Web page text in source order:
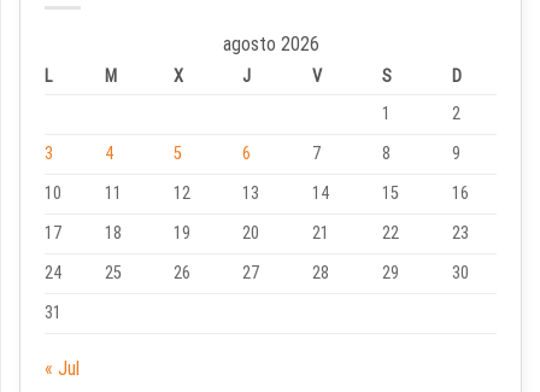
agosto 2026
L M X J V S
D
1
2
3
4 5 6 7 8
9
10
11 12 13 14 15
16
17
18 19 20 21 22
23
24
25 26 27 28 29
30
31
« Jul